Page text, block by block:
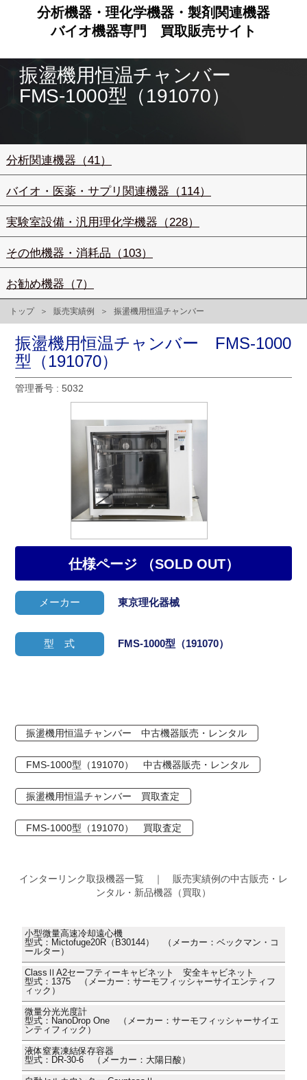
分析機器・理化学機器・製剤関連機器
バイオ機器専門
買取販売サイト
振盪機用恒温チャンバー
FMS-1000型（191070）
分析関連機器（41）
バイオ・医薬・サプリ関連機器（114）
実験室設備・汎用理化学機器（228）
その他機器・消耗品（103）
お勧め機器（7）
トップ 販売実績例 振盪機用恒温チャンバー
振盪機用恒温チャンバー FMS-1000
型（191070）
管理番号 : 5032
メーカー 東京理化器械
仕様ページ （SOLD OUT）
型 式 FMS-1000型（191070）
振盪機用恒温チャンバー 中古機器販売・レンタル
FMS-1000型（191070） 中古機器販売・レンタル
振盪機用恒温チャンバー 買取査定
FMS-1000型（191070） 買取査定
インターリンク取扱機器一覧 ｜ 販売実績例の中古販売・レ
ンタル・新品機器（買取）
小型微量高速冷却遠心機
型式：Mictofuge20R（B30144） （メーカー：ベックマン・コ
ールター）
ClassⅡA2セーフティーキャビネット 安全キャビネット
型式：1375 （メーカー：サーモフィッシャーサイエンティフ
ィック）
微量分光光度計
型式：NanoDrop One （メーカー：サーモフィッシャーサイエ
ンティフィック）
液体窒素凍結保存容器
型式：DR-30-6 （メーカー：大陽日酸）